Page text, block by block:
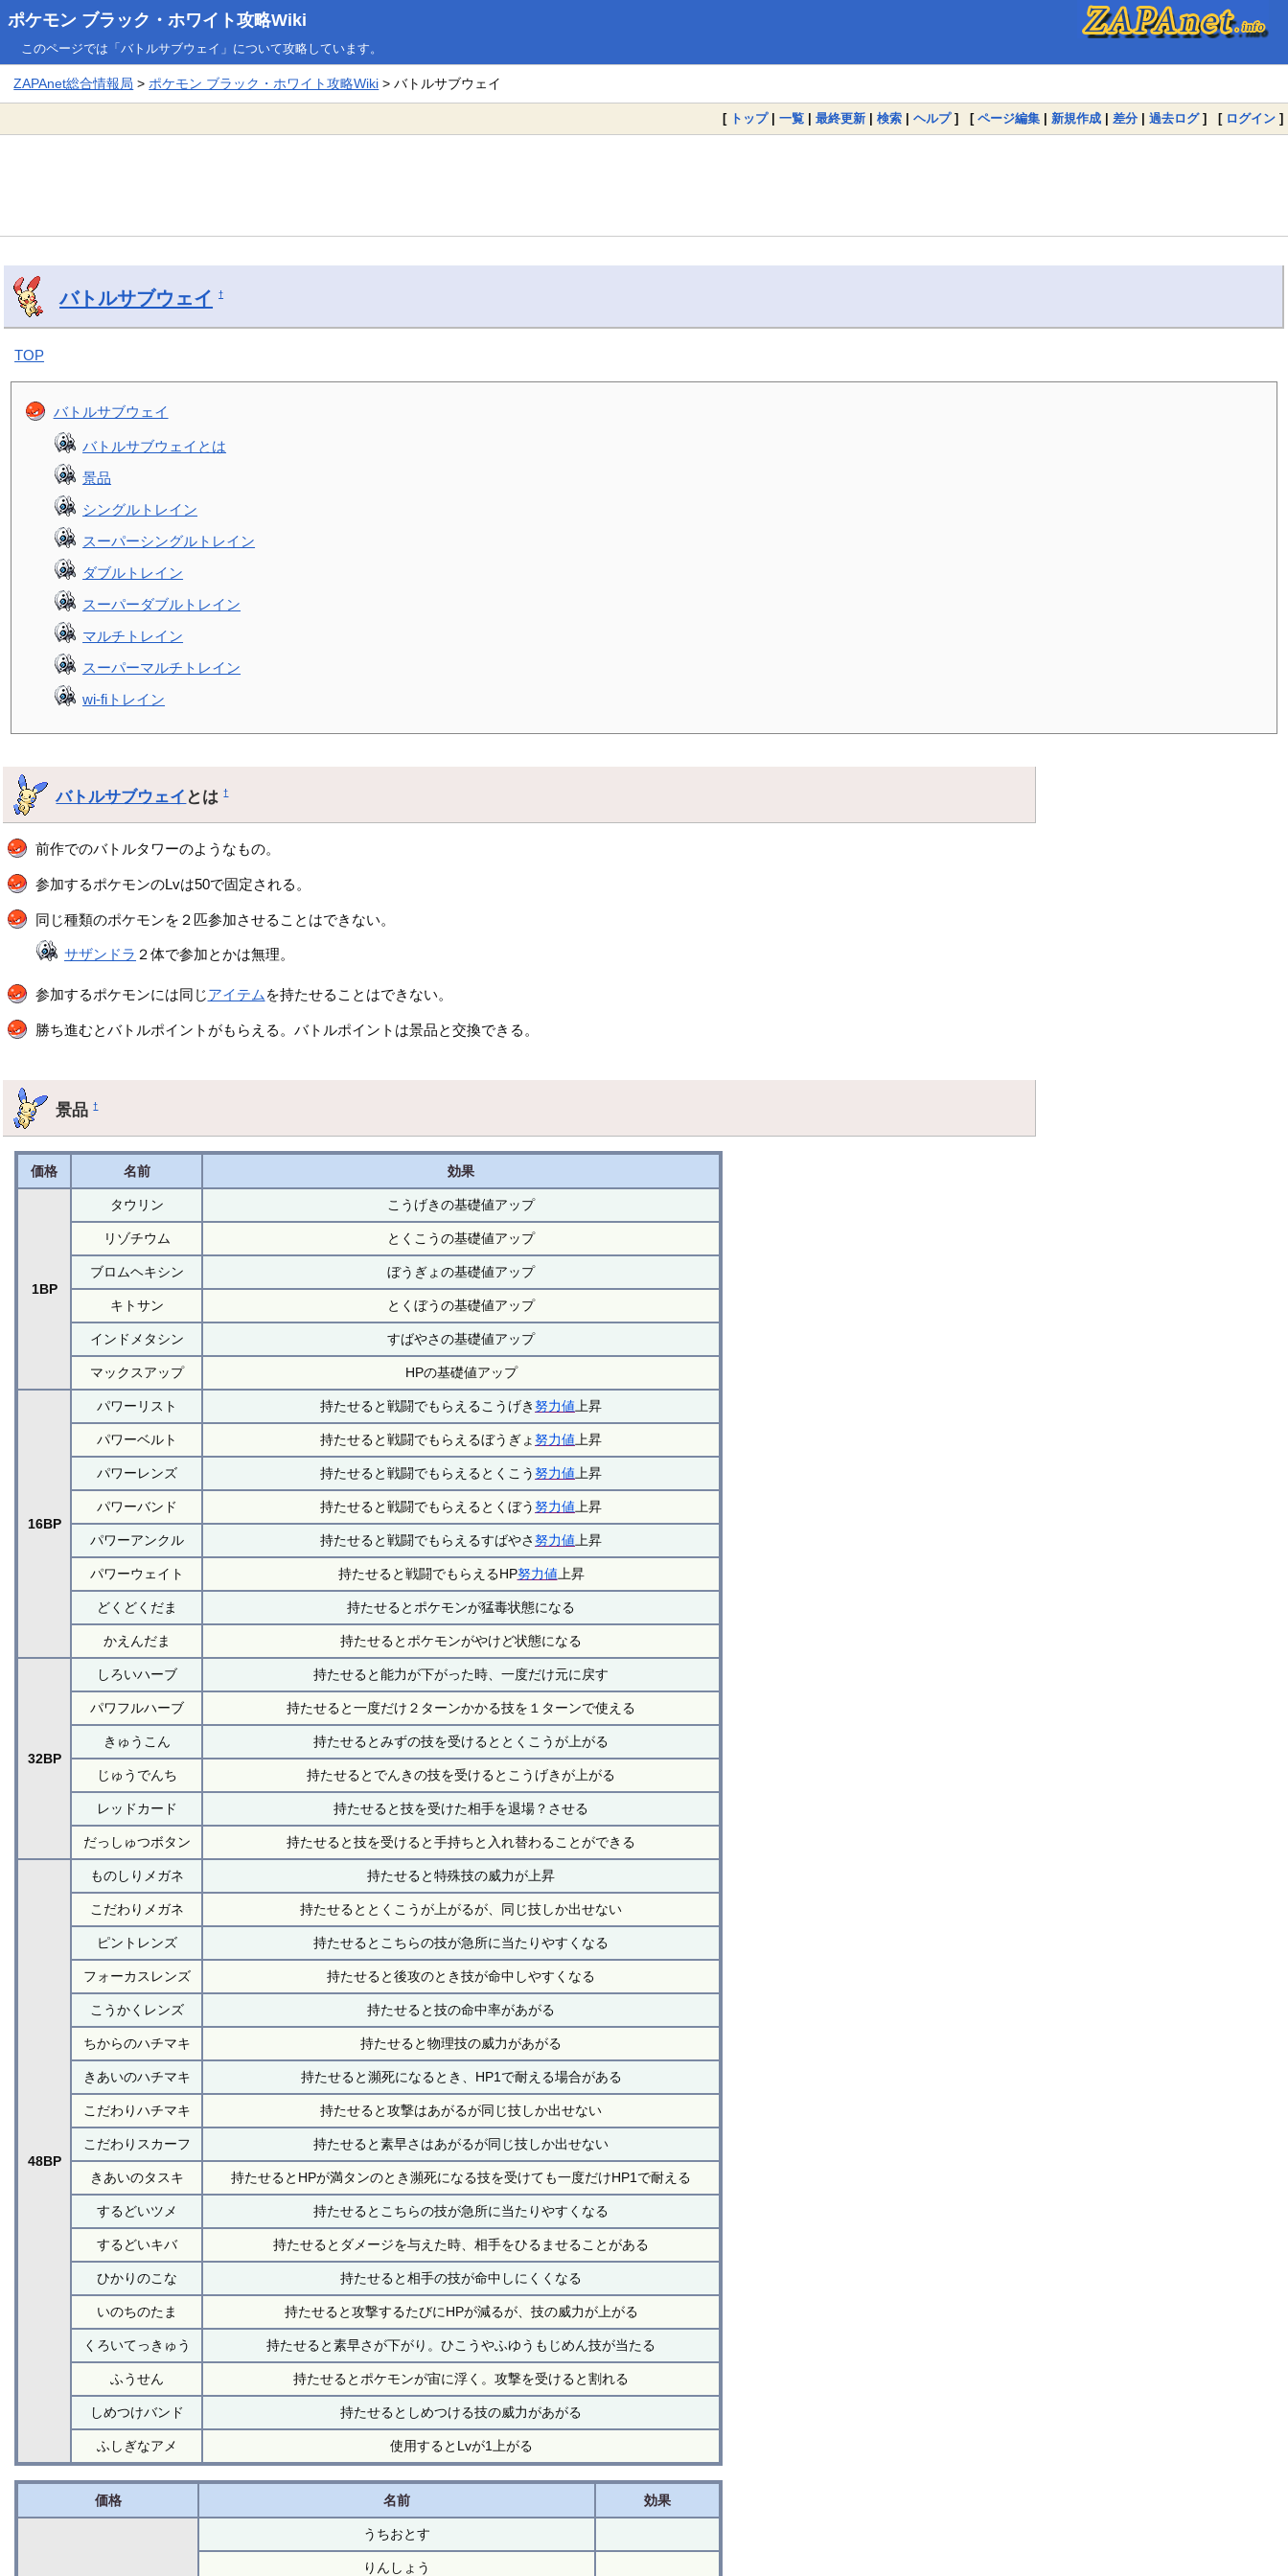
ポケモン ブラック・ホワイト攻略Wiki
このページでは「バトルサブウェイ」について攻略しています。
ZAPAnet総合情報局 >ポケモン ブラック・ホワイト攻略Wiki > バトルサブウェイ
[ トップ| 一覧 | 最終更新 | 検索 | ヘルプ] [ ページ編集 | 新規作成 | 差分 | 過去ログ] [ ログイン ]
バトルサブウェイ †
TOP
バトルサブウェイ
バトルサブウェイとは
景品
シングルトレイン
スーパーシングルトレイン
ダブルトレイン
スーパーダブルトレイン
マルチトレイン
スーパーマルチトレイン
wi-fiトレイン
バトルサブウェイ とは†
前作でのバトルタワーのようなもの。
参加するポケモンのLvは50で固定される。
同じ種類のポケモンを２匹参加させることはできない。
サザンドラ ２体で参加とかは無理。
参加するポケモンには同じアイテム を持たせることはできない。
勝ち進むとバトルポイントがもらえる。バトルポイントは景品と交換できる。
景品†
価格 名前 効果
1BP
タウリン こうげきの基礎値アップ
リゾチウム とくこうの基礎値アップ
ブロムヘキシン ぼうぎょの基礎値アップ
キトサン とくぼうの基礎値アップ
インドメタシン すばやさの基礎値アップ
マックスアップ HPの基礎値アップ
16BP
パワーリスト 持たせると戦闘でもらえるこうげき努力値 上昇
パワーベルト 持たせると戦闘でもらえるぼうぎょ努力値 上昇
パワーレンズ 持たせると戦闘でもらえるとくこう努力値 上昇
パワーバンド 持たせると戦闘でもらえるとくぼう努力値 上昇
パワーアンクル 持たせると戦闘でもらえるすばやさ努力値 上昇
パワーウェイト 持たせると戦闘でもらえるHP努力値 上昇
どくどくだま 持たせるとポケモンが猛毒状態になる
かえんだま 持たせるとポケモンがやけど状態になる
32BP
しろいハーブ 持たせると能力が下がった時、一度だけ元に戻す
パワフルハーブ 持たせると一度だけ２ターンかかる技を１ターンで使える
きゅうこん 持たせるとみずの技を受けるととくこうが上がる
じゅうでんち 持たせるとでんきの技を受けるとこうげきが上がる
レッドカード 持たせると技を受けた相手を退場？させる
だっしゅつボタン 持たせると技を受けると手持ちと入れ替わることができる
48BP
ものしりメガネ 持たせると特殊技の威力が上昇
こだわりメガネ 持たせるととくこうが上がるが、同じ技しか出せない
ピントレンズ 持たせるとこちらの技が急所に当たりやすくなる
フォーカスレンズ 持たせると後攻のとき技が命中しやすくなる
こうかくレンズ 持たせると技の命中率があがる
ちからのハチマキ 持たせると物理技の威力があがる
きあいのハチマキ 持たせると瀕死になるとき、HP1で耐える場合がある
こだわりハチマキ 持たせると攻撃はあがるが同じ技しか出せない
こだわりスカーフ 持たせると素早さはあがるが同じ技しか出せない
きあいのタスキ 持たせるとHPが満タンのとき瀕死になる技を受けても一度だけHP1で耐える
するどいツメ 持たせるとこちらの技が急所に当たりやすくなる
するどいキバ 持たせるとダメージを与えた時、相手をひるませることがある
ひかりのこな 持たせると相手の技が命中しにくくなる
いのちのたま 持たせると攻撃するたびにHPが減るが、技の威力が上がる
くろいてっきゅう 持たせると素早さが下がり。ひこうやふゆうもじめん技が当たる
ふうせん 持たせるとポケモンが宙に浮く。攻撃を受けると割れる
しめつけバンド 持たせるとしめつける技の威力があがる
ふしぎなアメ 使用するとLvが1上がる
価格 名前 効果
うちおとす
りんしょう